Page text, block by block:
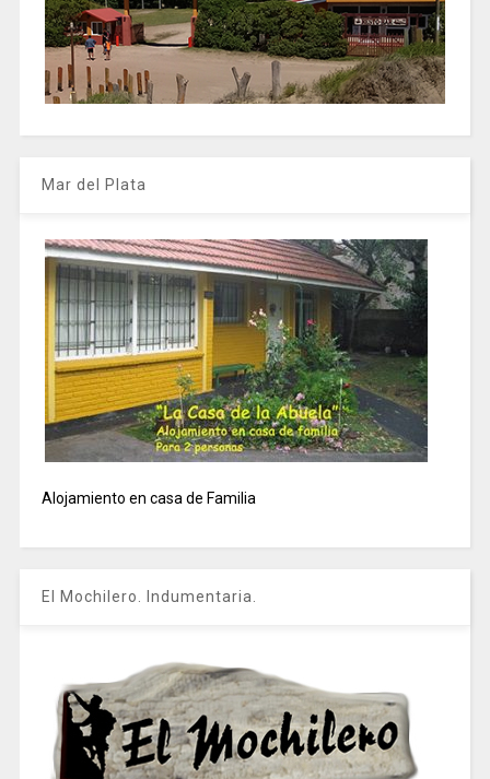
Mar del Plata
Alojamiento en casa de Familia
El Mochilero. Indumentaria.